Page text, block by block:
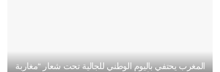
المغرب يحتفي باليوم الوطني للجالية تحت شعار “مغاربة